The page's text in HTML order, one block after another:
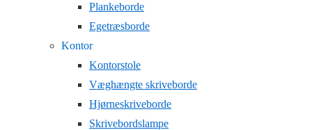
Plankeborde
Egetræsborde
Kontor
Kontorstole
Væghængte skriveborde
Hjørneskriveborde
Skrivebordslampe